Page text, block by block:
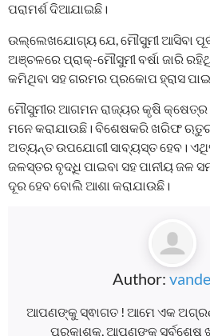
ପରାମର୍ଶ ଦିଆଯାଇଛି।
ଉଲ୍ଲେଖଯୋଗ୍ୟ ଯେ, ମୌସୁମୀ ଆସିବା
ଅଞ୍ଚଳରେ ପ୍ରାକ୍-ମୌସୁମୀ ବର୍ଷା ଜାରି
କମିଥିବା ସହ ଗରମର ପ୍ରକୋପ ହ୍ରାସ
ମୌସୁମୀର ଆଗମନ ରାଜ୍ୟର କୃଷି
ମନେ କରାଯାଉଛି। ବିଶେଷକରି ଖରିଫ ଋତୁର
ଅତ୍ୟନ୍ତ ଉପଯୋଗୀ ସାବ୍ୟସ୍ତ ହେବ।
ଜଳସ୍ତର ବୃଦ୍ଧି ପାଇବା ସହ ପାନୀୟ ଜଳ
ଦୂର ହେବ ବୋଲି ଆଶା କରାଯାଉଛି।
Author:
ଆପଣଙ୍କୁ ସ୍ଵାଗତ ! ଆମେ ଏକ
ପ୍ରକାଶକ, ଆପଣଙ୍କୁ ସର୍ବଶେଷ